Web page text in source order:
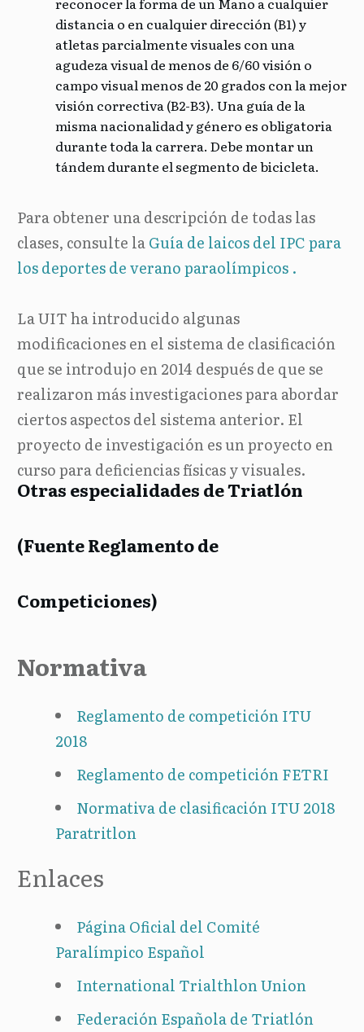
distancia o en cualquier dirección (B1) y
atletas parcialmente visuales con una
agudeza visual de menos de 6/60 visión o
campo visual menos de 20 grados con la mejor
visión correctiva (B2-B3). Una guía de la
misma nacionalidad y género es obligatoria
durante toda la carrera. Debe montar un
tándem durante el segmento de bicicleta.
Para obtener una descripción de todas las
clases, consulte laGuía de laicos del IPC para
los deportes de verano paraolímpicos .
La UIT ha introducido algunas
modificaciones en el sistema de clasificación
que se introdujo en 2014 después de que se
realizaron más investigaciones para abordar
ciertos aspectos del sistema anterior. El
proyecto de investigación es un proyecto en
curso para deficiencias físicas y visuales.
Otras especialidades de Triatlón
(Fuente Reglamento de
Competiciones)
Normativa
Reglamento de competición ITU
2018
Reglamento de competición FETRI
Normativa de clasificación ITU 2018
Paratritlon
Enlaces
Página Oficial del Comité
Paralímpico Español
International Trialthlon Union
Federación Española de Triatlón